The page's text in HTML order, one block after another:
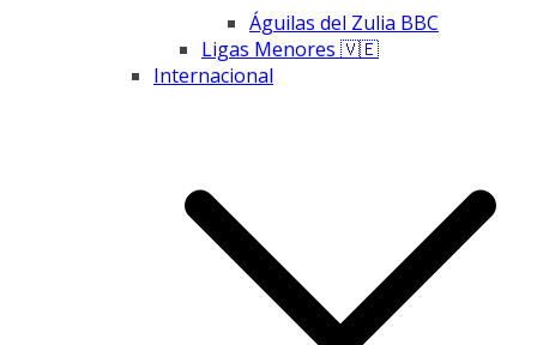
Águilas del Zulia BBC
Ligas Menores 🇻🇪
Internacional